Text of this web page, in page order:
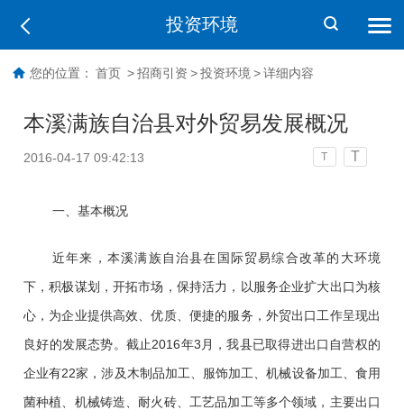
投资环境
您的位置： 首页 > 招商引资 > 投资环境 > 详细内容
本溪满族自治县对外贸易发展概况
2016-04-17 09:42:13 T T
一、基本概况
近年来，本溪满族自治县在国际贸易综合改革的大环境
下，积极谋划，开拓市场，保持活力，以服务企业扩大出口为核
心，为企业提供高效、优质、便捷的服务，外贸出口工作呈现出
良好的发展态势。截止2016年3月，我县已取得进出口自营权的
企业有22家，涉及木制品加工、服饰加工、机械设备加工、食用
菌种植、机械铸造、耐火砖、工艺品加工等多个领域，主要出口